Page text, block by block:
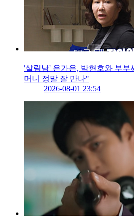
'살림남' 은가은, 박현호와 부
머니 정말 잘 만나"
2026-08-01 23:54